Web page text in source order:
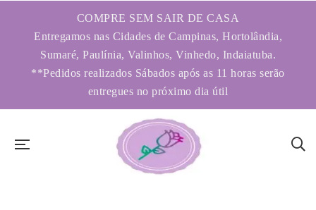
COMPRE SEM SAIR DE CASA
Entregamos nas Cidades de Campinas, Hortolândia,
Sumaré, Paulínia, Valinhos, Vinhedo, Indaiatuba.
**Pedidos realizados Sábados após as 11 horas serão
entregues no próximo dia útil